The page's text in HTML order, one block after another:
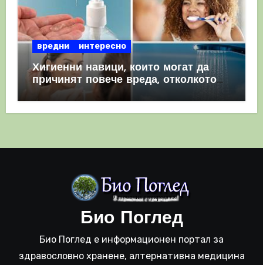
вредни интересно
Хигиенни навици, които могат да
причинят повече вреда, отколкото
полза
Био Поглед
Био Поглед е информационен портал за
здравословно хранене, алтернативна медицина